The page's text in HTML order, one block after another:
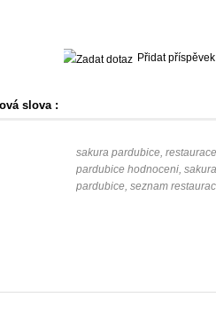
Přidat příspěvek
slova :
sakura pardubice,
pardubice hodnoceni,
pardubice, seznam